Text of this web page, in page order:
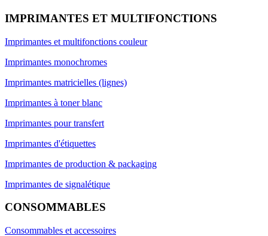
IMPRIMANTES ET MULTIFONCTIONS
Imprimantes et multifonctions couleur
Imprimantes monochromes
Imprimantes matricielles (lignes)
Imprimantes à toner blanc
Imprimantes pour transfert
Imprimantes d'étiquettes
Imprimantes de production & packaging
Imprimantes de signalétique
CONSOMMABLES
Consommables et accessoires